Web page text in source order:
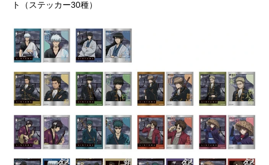
ト（ステッカー30種）